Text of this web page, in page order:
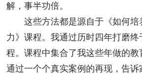
解，事半功倍。
这些方法都是源自于《如何培
力》课程。我通过历时四年打磨
程。课程中集合了我这些年做的
通过一个个真实案例的再现，告